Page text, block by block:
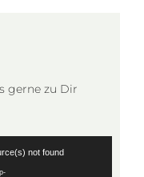
gerne zu Dir
not found